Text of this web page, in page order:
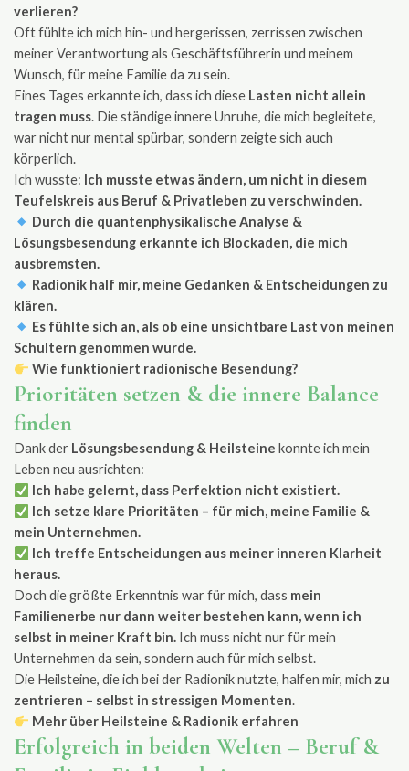
verlieren?
Oft fühlte ich mich hin- und hergerissen, zerrissen zwischen
meiner Verantwortung als Geschäftsführerin und meinem
Wunsch, für meine Familie da zu sein.
Eines Tages erkannte ich, dass ich diese Lasten nicht allein
tragen muss. Die ständige innere Unruhe, die mich begleitete,
war nicht nur mental spürbar, sondern zeigte sich auch
körperlich.
Ich wusste: Ich musste etwas ändern, um nicht in diesem
Teufelskreis aus Beruf & Privatleben zu verschwinden.
Durch die quantenphysikalische Analyse &
Lösungsbesendung erkannte ich Blockaden, die mich
ausbremsten.
Radionik half mir, meine Gedanken & Entscheidungen zu
klären.
Es fühlte sich an, als ob eine unsichtbare Last von meinen
Schultern genommen wurde.
Wie funktioniert radionische Besendung?
Prioritäten setzen & die innere Balance
finden
Dank der Lösungsbesendung & Heilsteine konnte ich mein
Leben neu ausrichten:
Ich habe gelernt, dass Perfektion nicht existiert.
Ich setze klare Prioritäten – für mich, meine Familie &
mein Unternehmen.
Ich treffe Entscheidungen aus meiner inneren Klarheit
heraus.
Doch die größte Erkenntnis war für mich, dass mein
Familienerbe nur dann weiter bestehen kann, wenn ich
selbst in meiner Kraft bin. Ich muss nicht nur für mein
Unternehmen da sein, sondern auch für mich selbst.
Die Heilsteine, die ich bei der Radionik nutzte, halfen mir, mich zu
zentrieren – selbst in stressigen Momenten.
Mehr über Heilsteine & Radionik erfahren
Erfolgreich in beiden Welten – Beruf &